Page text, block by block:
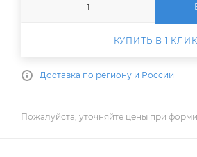
КУПИТЬ В 1 КЛИК
Доставка по региону и России
Пожалуйста, уточняйте цены при